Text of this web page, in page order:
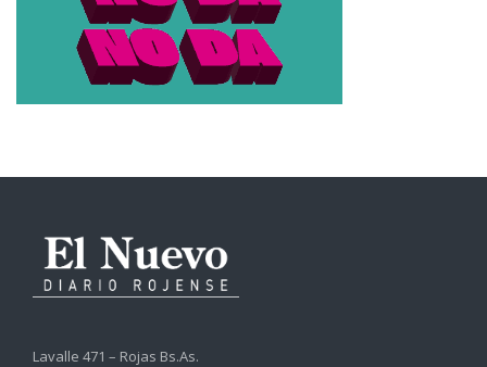
Lavalle 471 – Rojas Bs.As.